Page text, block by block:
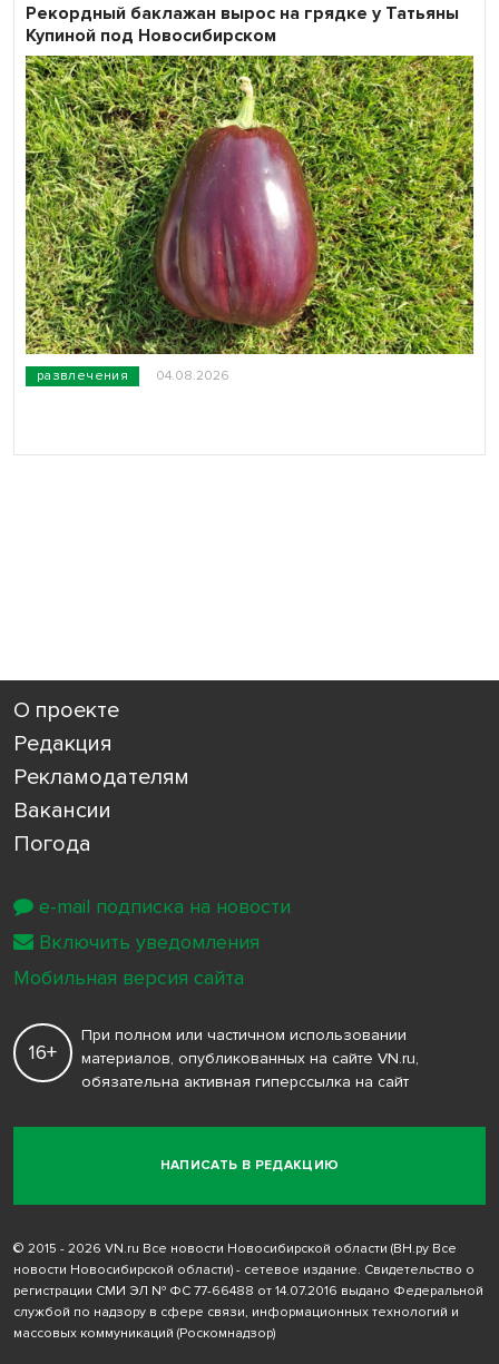
развлечения 04.08.2026
Рекордный баклажан вырос на грядке у Татьяны
Купиной под Новосибирском
О проекте
Редакция
Рекламодателям
Вакансии
Погода
НАПИСАТЬ В РЕДАКЦИЮ
16+
При полном или частичном использовании
материалов, опубликованных на сайте VN.ru,
обязательна активная гиперссылка на сайт
© 2015 - 2026 VN.ru Все новости Новосибирской области (ВН.ру Все
новости Новосибирской области) - сетевое издание. Свидетельство о
регистрации СМИ ЭЛ № ФС 77-66488 от 14.07.2016 выдано Федеральной
службой по надзору в сфере связи, информационных технологий и
массовых коммуникаций (Роскомнадзор)
e-mail подписка на новости
Включить уведомления
Мобильная версия сайта